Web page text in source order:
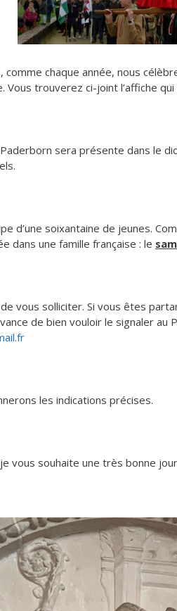
chaque année, nous
trouverez ci-joint l’affiche
sera présente dans le
d’une soixantaine de jeunes.
dans une famille française : le
vous solliciter. Si vous êtes
de bien vouloir le signaler au
les indications précises.
vous souhaite une très bonne